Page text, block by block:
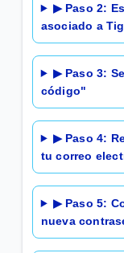
App | Móvil
VER MÁS
▶ Paso 2:
asociado a
▶ Paso 3:
código"
▶ Paso 4:
tu correo
▶ Paso 5:
nueva